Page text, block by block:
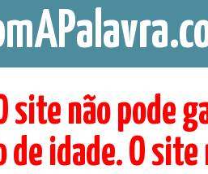
site não pode
de idade. O